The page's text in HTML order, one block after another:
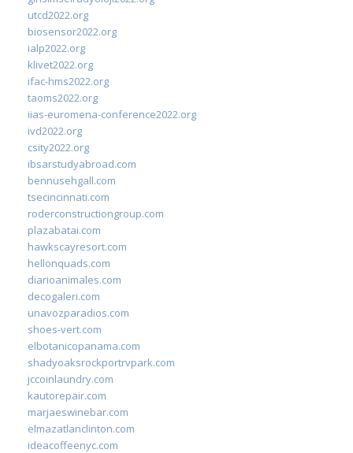
utcd2022.org
biosensor2022.org
ialp2022.org
klivet2022.org
ifac-hms2022.org
taoms2022.org
iias-euromena-conference2022.org
ivd2022.org
csity2022.org
ibsarstudyabroad.com
bennusehgall.com
tsecincinnati.com
roderconstructiongroup.com
plazabatai.com
hawkscayresort.com
hellonquads.com
diarioanimales.com
decogaleri.com
unavozparadios.com
shoes-vert.com
elbotanicopanama.com
shadyoaksrockportrvpark.com
jccoinlaundry.com
kautorepair.com
marjaeswinebar.com
elmazatlanclinton.com
ideacoffeenyc.com